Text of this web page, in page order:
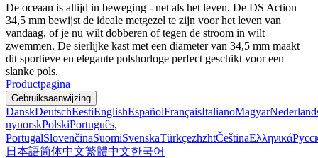
De oceaan is altijd in beweging - net als het leven. De DS Action
34,5 mm bewijst de ideale metgezel te zijn voor het leven van
vandaag, of je nu wilt dobberen of tegen de stroom in wilt
zwemmen. De sierlijke kast met een diameter van 34,5 mm maakt
dit sportieve en elegante polshorloge perfect geschikt voor een
slanke pols.
Productpagina
Gebruiksaanwijzing
DanskDeutschEestiEnglishEspañolFrançaisItalianoMagyar
nynorskPolskiPortuguês,
PortugalSlovenčinaSuomiSvenskaTürkçezhzhtČeštinaΕλληνικά
日本語简体中文繁體中文한국어